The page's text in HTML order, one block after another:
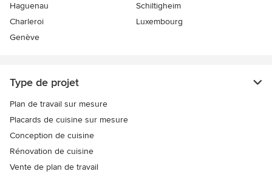
Haguenau
Schiltigheim
Charleroi
Luxembourg
Genève
Type de projet
Plan de travail sur mesure
Placards de cuisine sur mesure
Conception de cuisine
Rénovation de cuisine
Vente de plan de travail